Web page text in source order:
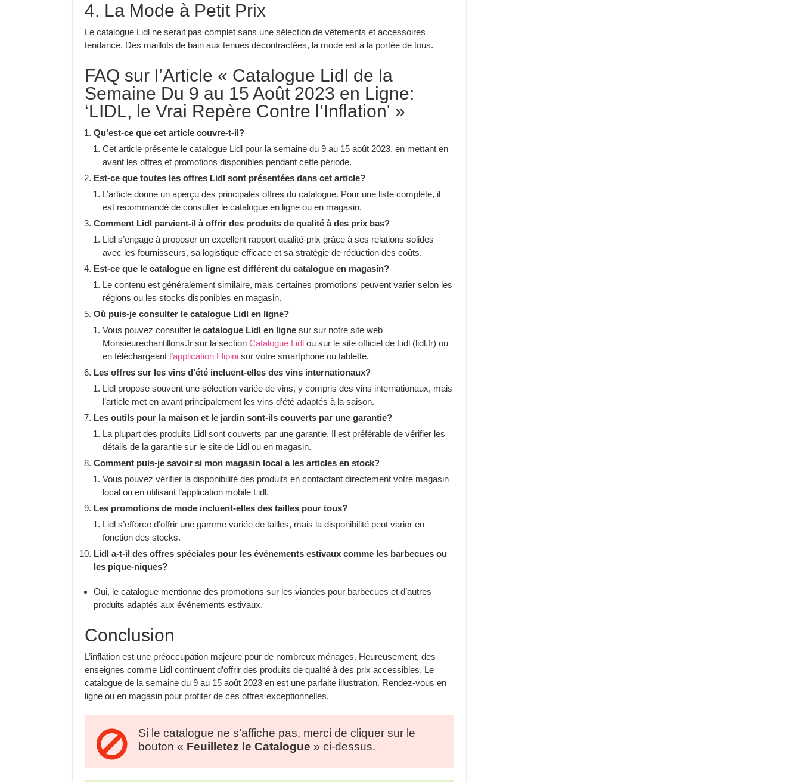
4. La Mode à Petit Prix
Le catalogue Lidl ne serait pas complet sans une sélection de vêtements et accessoires
tendance. Des maillots de bain aux tenues décontractées, la mode est à la portée de tous.
FAQ sur l’Article « Catalogue Lidl de la
Semaine Du 9 au 15 Août 2023 en Ligne:
‘LIDL, le Vrai Repère Contre l’Inflation' »
Qu’est-ce que cet article couvre-t-il?
Cet article présente le catalogue Lidl pour la semaine du 9 au 15 août 2023, en mettant en
avant les offres et promotions disponibles pendant cette période.
Est-ce que toutes les offres Lidl sont présentées dans cet article?
L’article donne un aperçu des principales offres du catalogue. Pour une liste complète, il
est recommandé de consulter le catalogue en ligne ou en magasin.
Comment Lidl parvient-il à offrir des produits de qualité à des prix bas?
Lidl s’engage à proposer un excellent rapport qualité-prix grâce à ses relations solides
avec les fournisseurs, sa logistique efficace et sa stratégie de réduction des coûts.
Est-ce que le catalogue en ligne est différent du catalogue en magasin?
Le contenu est généralement similaire, mais certaines promotions peuvent varier selon les
régions ou les stocks disponibles en magasin.
Où puis-je consulter le catalogue Lidl en ligne?
Vous pouvez consulter le catalogue Lidl en ligne sur sur notre site web
Monsieurechantillons.fr sur la section Catalogue Lidl ou sur le site officiel de Lidl (lidl.fr) ou
en téléchargeant l’application Flipini sur votre smartphone ou tablette.
Les offres sur les vins d’été incluent-elles des vins internationaux?
Lidl propose souvent une sélection variée de vins, y compris des vins internationaux, mais
l’article met en avant principalement les vins d’été adaptés à la saison.
Les outils pour la maison et le jardin sont-ils couverts par une garantie?
La plupart des produits Lidl sont couverts par une garantie. Il est préférable de vérifier les
détails de la garantie sur le site de Lidl ou en magasin.
Comment puis-je savoir si mon magasin local a les articles en stock?
Vous pouvez vérifier la disponibilité des produits en contactant directement votre magasin
local ou en utilisant l’application mobile Lidl.
Les promotions de mode incluent-elles des tailles pour tous?
Lidl s’efforce d’offrir une gamme variée de tailles, mais la disponibilité peut varier en
fonction des stocks.
Lidl a-t-il des offres spéciales pour les événements estivaux comme les barbecues ou
les pique-niques?
Oui, le catalogue mentionne des promotions sur les viandes pour barbecues et d’autres
produits adaptés aux événements estivaux.
Conclusion
L’inflation est une préoccupation majeure pour de nombreux ménages. Heureusement, des
enseignes comme Lidl continuent d’offrir des produits de qualité à des prix accessibles. Le
catalogue de la semaine du 9 au 15 août 2023 en est une parfaite illustration. Rendez-vous en
ligne ou en magasin pour profiter de ces offres exceptionnelles.
Si le catalogue ne s’affiche pas, merci de cliquer sur le
bouton « Feuilletez le Catalogue » ci-dessus.